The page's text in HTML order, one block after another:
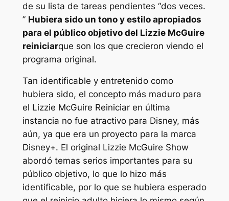
de su lista de tareas pendientes “dos veces.
” Hubiera sido un tono y estilo apropiados
para el público objetivo del Lizzie McGuire
reiniciarque son los que crecieron viendo el
programa original.
Tan identificable y entretenido como
hubiera sido, el concepto más maduro para
el Lizzie McGuire Reiniciar en última
instancia no fue atractivo para Disney, más
aún, ya que era un proyecto para la marca
Disney+. El original Lizzie McGuire Show
abordó temas serios importantes para su
público objetivo, lo que lo hizo más
identificable, por lo que se hubiera esperado